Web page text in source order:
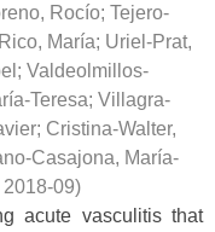
Rocío; Tejero-
María; Uriel-Prat,
; Valdeolmillos-
Teresa; Villagra-
; Cristina-Walter,
Casajona, María-
2018-09)
acute vasculitis that